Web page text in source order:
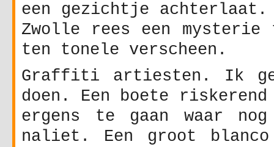
een gezichtje achterlaat.
Zwolle rees een
ten tonele verscheen.
Graffiti artiesten. Ik
doen. Een boete
ergens te gaan waar
naliet. Een groot blanco